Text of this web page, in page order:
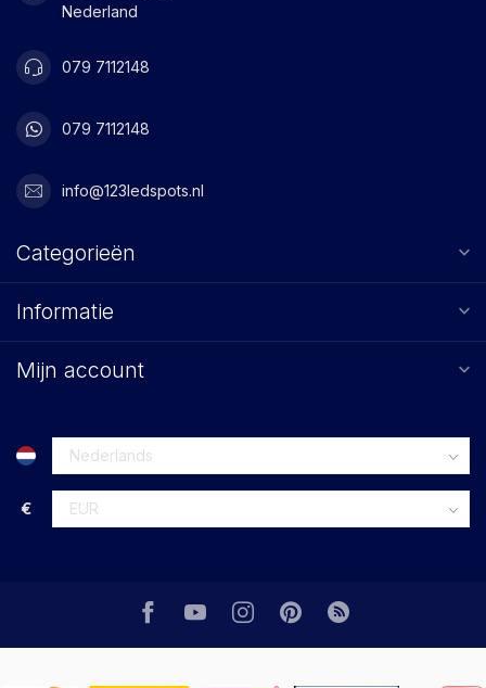
Nederland
079 7112148
079 7112148
info@123ledspots.nl
Categorieën
Informatie
Mijn account
€